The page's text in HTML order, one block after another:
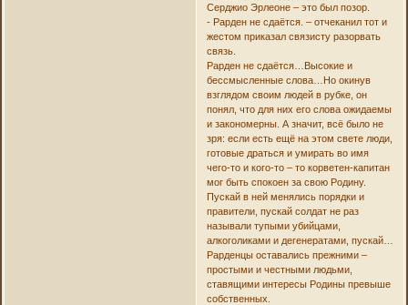
Серджио Эрлеоне – это был позор.
- Рарден не сдаётся. – отчеканил тот и
жестом приказал связисту разорвать
связь.
Рарден не сдаётся…Высокие и
бессмысленные слова…Но окинув
взглядом своим людей в рубке, он
понял, что для них его слова ожидаемы
и закономерны. А значит, всё было не
зря: если есть ещё на этом свете люди,
готовые драться и умирать во имя
чего-то и кого-то – то корветен-капитан
мог быть спокоен за свою Родину.
Пускай в ней менялись порядки и
правители, пускай солдат не раз
называли тупыми убийцами,
алкоголиками и дегенератами, пускай…
Рарденцы оставались прежними –
простыми и честными людьми,
ставящими интересы Родины превыше
собственных.